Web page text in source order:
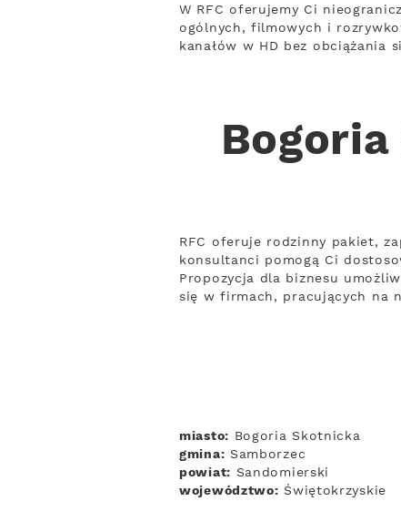
W RFC oferujemy Ci
ogólnych, filmowych i
kanałów w HD bez obciążania
RFC oferuje rodzinny pakiet,
konsultanci pomogą Ci
Propozycja dla biznesu
się w firmach, pracujących na
miasto: Bogoria Skotnicka
gmina: Samborzec
powiat: Sandomierski
województwo: Świętokrzyskie